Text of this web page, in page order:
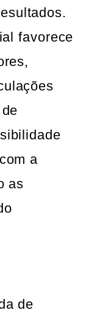
favorece
a
as
de